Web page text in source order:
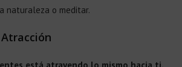
naturaleza o meditar.